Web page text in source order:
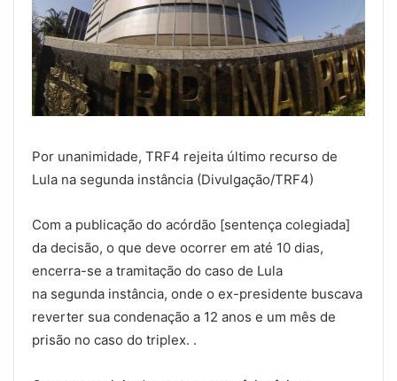
Por unanimidade, TRF4 rejeita último recurso de
Lula na segunda instância (Divulgação/TRF4)
Com a publicação do acórdão [sentença colegiada]
da decisão, o que deve ocorrer em até 10 dias,
encerra-se a tramitação do caso de Lula
na segunda instância, onde o ex-presidente buscava
reverter sua condenação a 12 anos e um mês de
prisão no caso do triplex. .